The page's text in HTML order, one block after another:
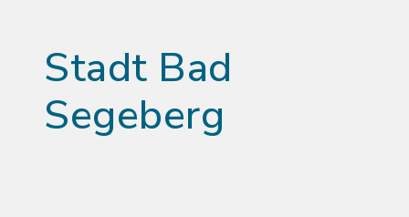
Stadt Bad
Segeberg